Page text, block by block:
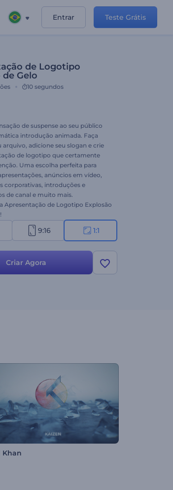
Entrar Teste Grátis
de Logotipo
de Gelo
10 segundos
de suspense ao seu público
introdução animada. Faça
arquivo, adicione seu slogan e crie
de logotipo que certamente
Uma escolha perfeita para
anúncios em vídeo,
corporativas, introduções e
de canal e muito mais.
Apresentação de Logotipo Explosão
9:16 1:1
Criar Agora
Khan